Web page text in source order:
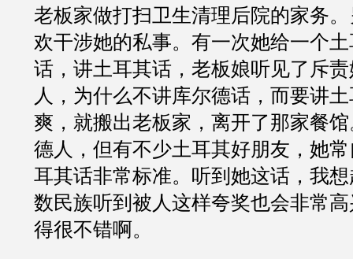
老板家做打扫卫生清理后院的家务
欢干涉她的私事。有一次她给一个
话，讲土耳其话，老板娘听见了斥
人，为什么不讲库尔德话，而要讲
爽，就搬出老板家，离开了那家餐
德人，但有不少土耳其好朋友，她
耳其话非常标准。听到她这话，我
数民族听到被人这样夸奖也会非常
得很不错啊。